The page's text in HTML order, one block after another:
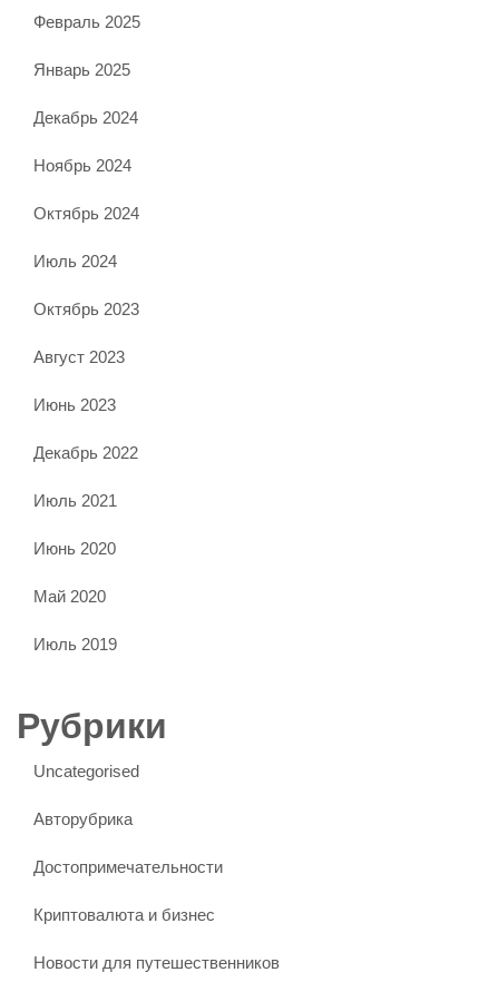
Февраль 2025
Январь 2025
Декабрь 2024
Ноябрь 2024
Октябрь 2024
Июль 2024
Октябрь 2023
Август 2023
Июнь 2023
Декабрь 2022
Июль 2021
Июнь 2020
Май 2020
Июль 2019
Рубрики
Uncategorised
Авторубрика
Достопримечательности
Криптовалюта и бизнес
Новости для путешественников